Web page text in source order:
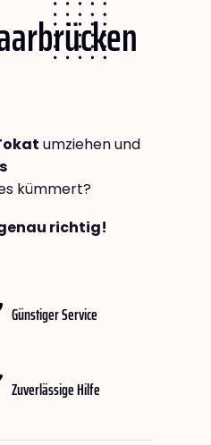
umziehen und
kümmert?
richtig!
Günstiger Service
Zuverlässige Hilfe